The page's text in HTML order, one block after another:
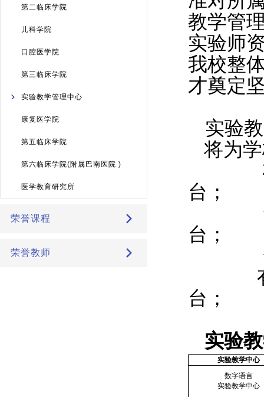
第二临床学院
儿科学院
口腔医学院
第三临床学院
实验教学管理中心
康复医学院
第五临床学院
第六临床学院(附属巴南医院 )
医学教育研究所
荣誉课程
荣誉教师